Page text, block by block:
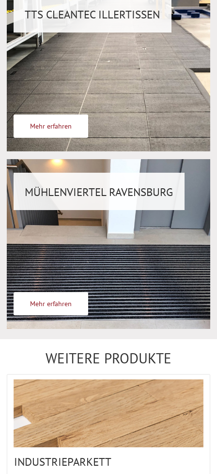
TTS CLEANTEC ILLERTISSEN
Mehr erfahren
MÜHLENVIERTEL RAVENSBURG
Mehr erfahren
WEITERE PRODUKTE
INDUSTRIEPARKETT